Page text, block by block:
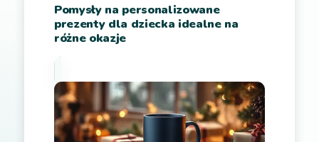
Pomysły na personalizowane
prezenty dla dziecka idealne na
różne okazje